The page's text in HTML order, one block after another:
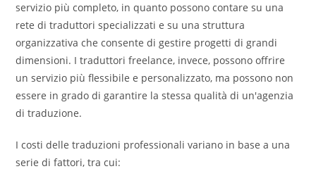
servizio più completo, in quanto possono contare su una
rete di traduttori specializzati e su una struttura
organizzativa che consente di gestire progetti di grandi
dimensioni. I traduttori freelance, invece, possono offrire
un servizio più flessibile e personalizzato, ma possono non
essere in grado di garantire la stessa qualità di un'agenzia
di traduzione.
I costi delle traduzioni professionali variano in base a una
serie di fattori, tra cui: